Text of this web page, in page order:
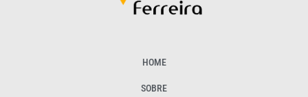
HOME
SOBRE